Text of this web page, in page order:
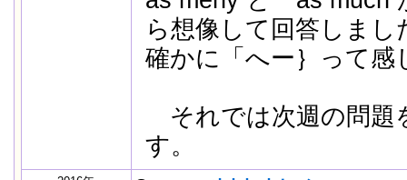
ら想像して回答しまし
確かに「へー｝って感
それでは次週の問題
す。